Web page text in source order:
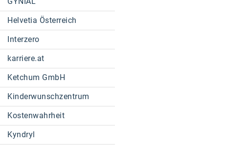
Helvetia Österreich
Interzero
karriere.at
Ketchum GmbH
Kinderwunschzentrum
Kostenwahrheit
Kyndryl